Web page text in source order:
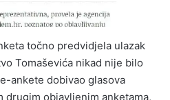
točno predvidjela ulazak
Tomaševića nikad nije bilo
ankete dobivao glasova
objavljenim anketama,